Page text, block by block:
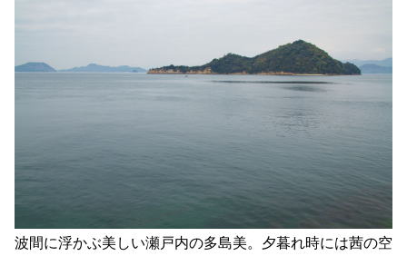
波間に浮かぶ美しい瀬戸内の多島美。夕暮れ時には茜の空